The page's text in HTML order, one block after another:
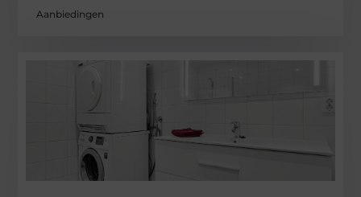
Aanbiedingen